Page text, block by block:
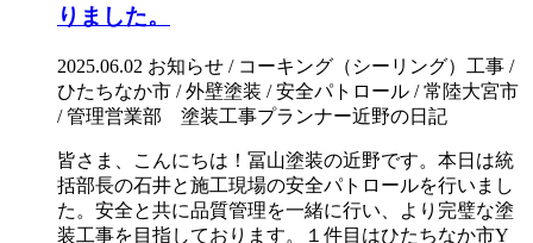
りました。
2025.06.02 お知らせ / コーキング（シーリング）工事 /
ひたちなか市 / 外壁塗装 / 安全パトロール / 常陸大宮市
/ 管理営業部 塗装工事プランナー近野の日記
皆さま、こんにちは！冨山塗装の近野です。本日は統
括部長の石井と施工現場の安全パトロールを行いまし
た。安全と共に品質管理を一緒に行い、より完璧な塗
装工事を目指しております。１件目はひたちなか市Y